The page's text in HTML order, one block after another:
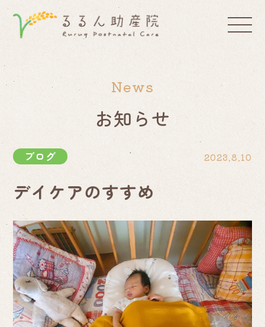
News
お知らせ
ブログ 2023.8.10
デイケアのすすめ